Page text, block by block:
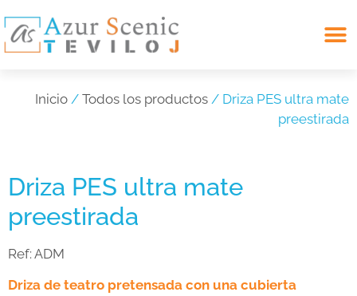
Inicio / Todos los productos / Driza PES ultra mate
preestirada
Driza PES ultra mate
preestirada
Ref: ADM
Driza de teatro pretensada con una cubierta